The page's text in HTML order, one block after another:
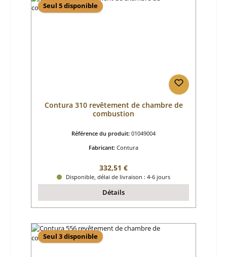
Seul 5 disponible
Contura 310 revêtement de chambre de
combustion
Référence du produit: 01049004
Fabricant: Contura
Prix régulier :
332,51 €
Disponible, délai de livraison : 4-6 jours
Détails
Seul 3 disponible